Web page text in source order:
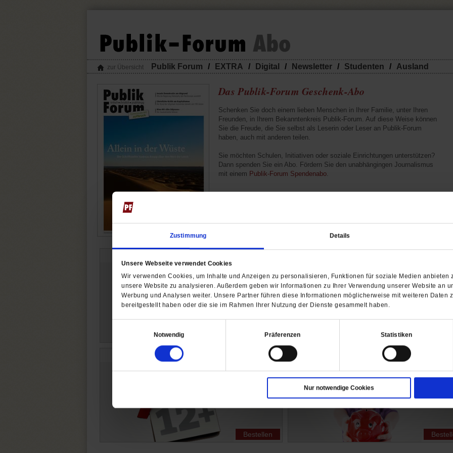
Zustimmung Details
Unsere Webseite verwendet Cookies
Wir verwenden Cookies, um Inhalte und Anzeigen zu personalisieren, Funktionen für soziale Medien anbieten
unsere Website zu analysieren. Außerdem geben wir Informationen zu Ihrer Verwendung unserer Website an
Werbung und Analysen weiter. Unsere Partner führen diese Informationen möglicherweise mit weiteren Daten
bereitgestellt haben oder die sie im Rahmen Ihrer Nutzung der Dienste gesammelt haben.
Notwendig
Präferenzen Statistiken
Nur notwendige Cookies
zur Übersicht Publik Forum / EXTRA / Digital / Newsletter / Studenten / Ausland
Das Publik-Forum Geschenk-Abo
Schenken Sie doch einem lieben Menschen in Ihrer Familie, unter Ihren
Freunden, in Ihrem Bekanntenkreis Publik-Forum. Auf diese Weise können
Sie die Freude, die Sie selbst als Leserin oder Leser an Publik-Forum
haben, auch mit anderen teilen.
Sie möchten Schulen, Initiativen oder soziale Einrichtungen unterstützen?
Dann spenden Sie ein Abo. Fördern Sie den unabhängingen Journalismus
mit einem Publik-Forum Spendenabo.
Bestellen
12 Monate plus
Bestellen
Abo spenden